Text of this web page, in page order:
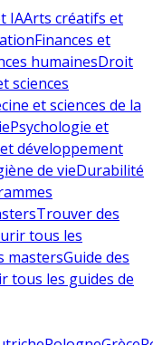
IAArts créatifs et
Finances et
humainesDroit
sciences
et sciences de la
Psychologie et
développement
de vieDurabilité
Trouver des
tous les
mastersGuide des
tous les guides de